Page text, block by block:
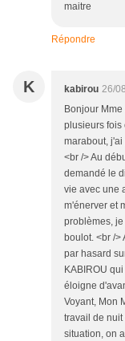
maitre
Répondre
K kabirou 26/
Bonjour
plusieurs fois
marabout,
<br /> Au
demandé le
vie avec une
m'énerver et
problèmes,
boulot. <br />
par hasard
KABIROU
éloigne
Voyant, Mon
travail de
situation, on